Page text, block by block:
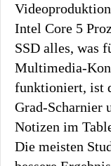
Intel Core 5
SSD alles, was
Multimedia-
funktioniert, ist
Grad-Scharnier
Notizen im
Die meisten